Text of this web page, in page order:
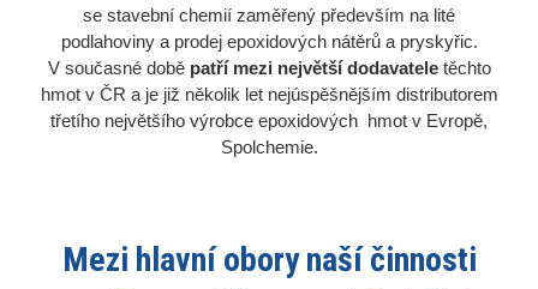
se stavební chemií zaměřený především na lité
podlahoviny a prodej epoxidových nátěrů a pryskyřic.
V současné době patří mezi největší dodavateletěchto
hmot v ČR a je již několik let nejúspěšnějším distributorem
třetího největšího výrobce epoxidových hmot v Evropě,
Spolchemie.
Mezi hlavní obory naší činnosti